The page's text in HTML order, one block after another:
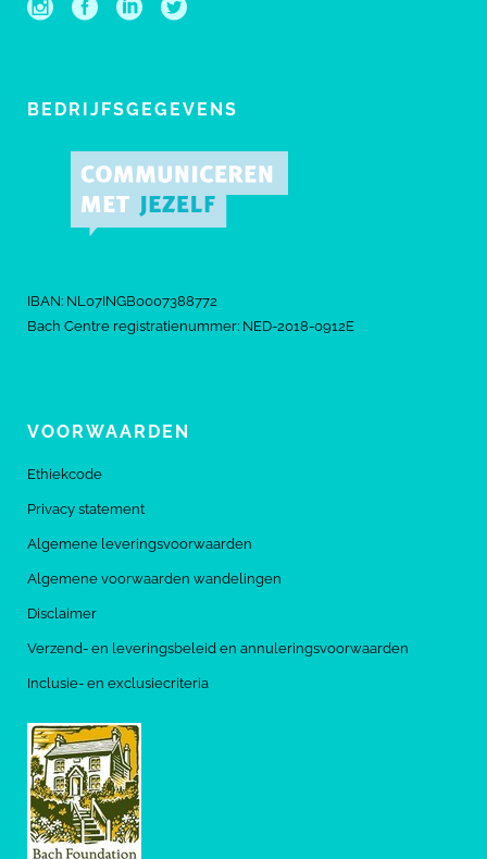
BEDRIJFSGEGEVENS
IBAN: NL07INGB0007388772
Bach Centre registratienummer: NED-2018-0912E
VOORWAARDEN
Ethiekcode
Privacy statement
Algemene leveringsvoorwaarden
Algemene voorwaarden wandelingen
Disclaimer
Verzend- en leveringsbeleid en annuleringsvoorwaarden
Inclusie- en exclusiecriteria